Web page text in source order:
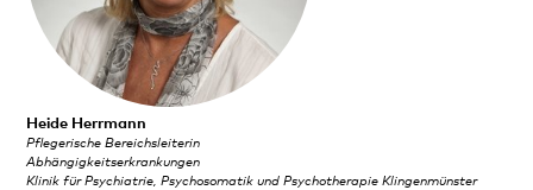
Heide Herrmann
Pflegerische Bereichsleiterin
Abhängigkeitserkrankungen
Klinik für Psychiatrie, Psychosomatik und Psychotherapie Klingenmünster